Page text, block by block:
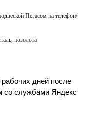
Пегасом на телефон/
позолота
дней после
со службами Яндекс